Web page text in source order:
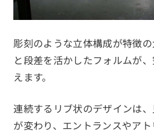
彫刻のような立体構成が特徴
と段差を活かしたフォルムが
えます。
連続するリブ状のデザインは
が変わり、エントランスやア